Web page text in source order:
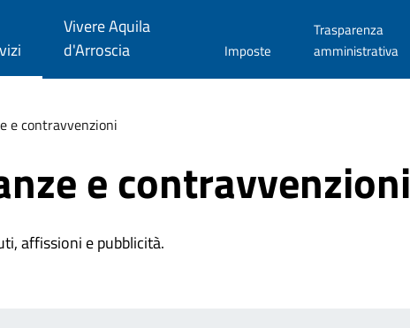
Vivere Aquila
d'Arroscia
Imposte
Trasparenza
amministrativa
e contravvenzioni
e contravvenzioni
affissioni e pubblicità.